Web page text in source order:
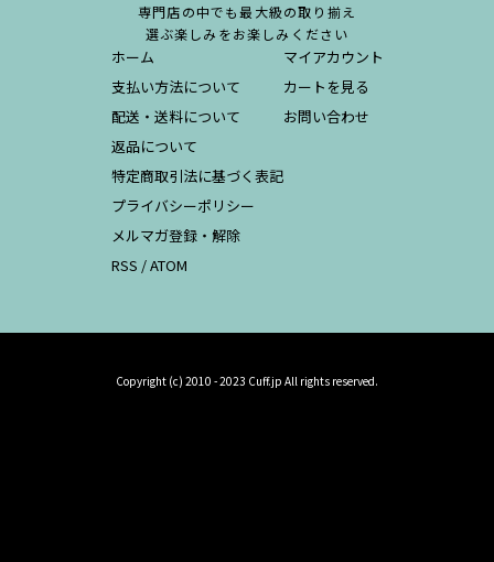
専門店の中でも最大級の取り揃え
選ぶ楽しみをお楽しみください
ホーム
支払い方法について
配送・送料について
返品について
特定商取引法に基づく表記
プライバシーポリシー
メルマガ登録・解除
RSS /ATOM
マイアカウント
カートを見る
お問い合わせ
Copyright (c) 2010 - 2023 Cuff.jp All rights reserved.